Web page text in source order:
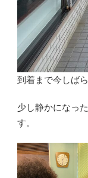
到着まで今しば
少し静かになっ
す。